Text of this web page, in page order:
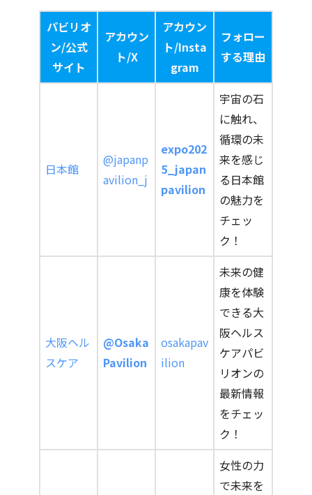
パビリオ
ン/公式
サイト
アカウン
ト/X
アカウン
ト/Insta
gram
フォロー
する理由
日本館
@japanp
avilion_j
expo202
5_japan
pavilion
宇宙の石
に触れ、
循環の未
来を感じ
る日本館
の魅力を
チェッ
ク！
大阪ヘル
スケア
@Osaka
Pavilion
osakapav
ilion
未来の健
康を体験
できる大
阪ヘルス
ケアパビ
リオンの
最新情報
をチェッ
ク！
女性の力
で未来を